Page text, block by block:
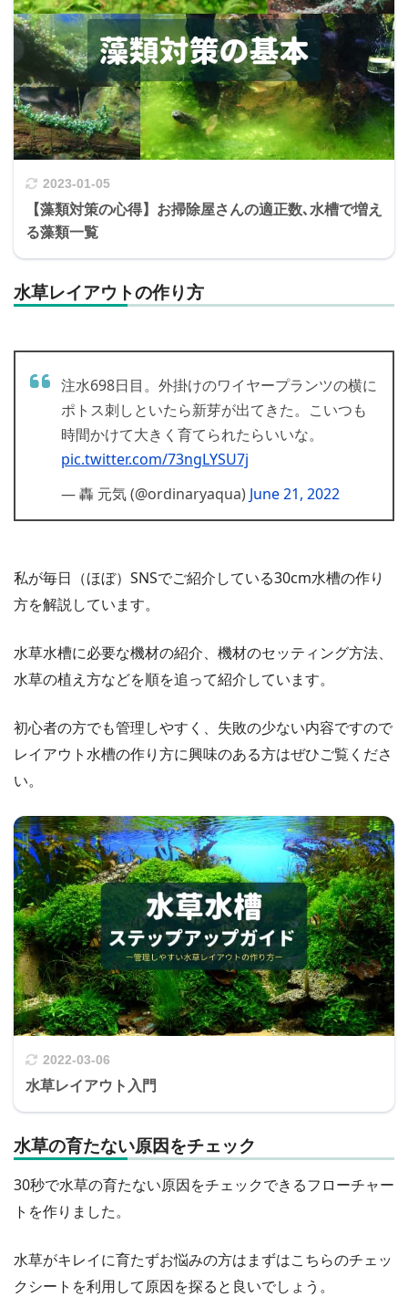
2023-01-05
【藻類対策の心得】お掃除屋さんの適正数､水槽で増え
る藻類一覧
水草レイアウトの作り方
注水698日目。外掛けのワイヤープランツの横に
ポトス刺しといたら新芽が出てきた。こいつも
時間かけて大きく育てられたらいいな。
pic.twitter.com/73ngLYSU7j
— 轟 元気 (@ordinaryaqua) June 21, 2022
私が毎日（ほぼ）SNSでご紹介している30cm水槽の作り
方を解説しています。
水草水槽に必要な機材の紹介、機材のセッティング方法、
水草の植え方などを順を追って紹介しています。
初心者の方でも管理しやすく、失敗の少ない内容ですので
レイアウト水槽の作り方に興味のある方はぜひご覧くださ
い。
2022-03-06
水草レイアウト入門
水草の育たない原因をチェック
30秒で水草の育たない原因をチェックできるフローチャー
トを作りました。
水草がキレイに育たずお悩みの方はまずはこちらのチェッ
クシートを利用して原因を探ると良いでしょう。